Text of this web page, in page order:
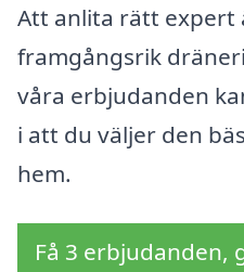
Att anlita rätt expert
framgångsrik
våra erbjudanden
i att du väljer den
hem.
Få 3 erbjudanden,